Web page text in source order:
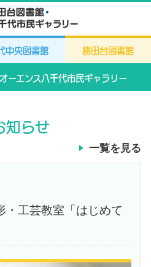
中央図書館 勝田台図書館
オーエンス八千代市民ギャラリー
知らせ
一覧を見る
工芸教室「はじめて